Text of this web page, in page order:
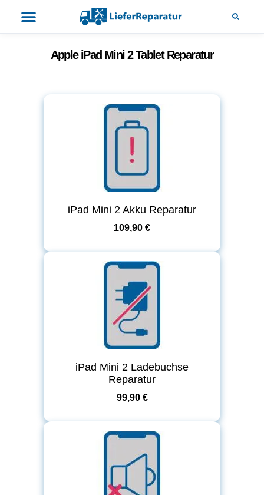
Apple iPad Mini 2 Tablet Reparatur
iPad Mini 2 Akku Reparatur
109,90 €
iPad Mini 2 Ladebuchse
Reparatur
99,90 €